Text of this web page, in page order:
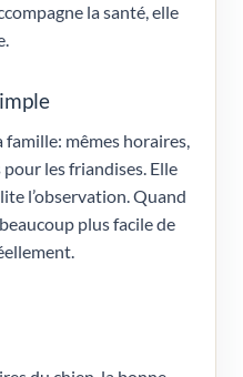
la santé, elle
mêmes horaires,
pour les friandises. Elle
l’observation. Quand
plus facile de